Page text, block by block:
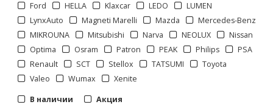
Ford
HELLA Klaxcar LEDO
LUMEN
LynxAuto
Magneti Marelli Mazda
Mercedes-Benz
MIKROUNA
Mitsubishi Narva NEOLUX
Nissan
Optima
Osram Patron PEAK Philips
PSA
Renault
SCT Stellox TATSUMI
Toyota
Valeo
Wumax
Xenite
В наличии
Акция